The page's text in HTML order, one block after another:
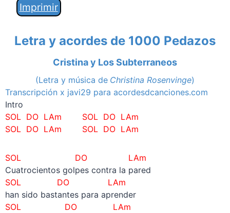
Imprimir
Letra y acordes de 1000 Pedazos
Cristina y Los Subterraneos
(Letra y música de Christina Rosenvinge)
Transcripción x javi29 para acordesdcanciones.com
Intro
SOL DO LAm SOL DO LAm
SOL DO LAm SOL DO LAm
SOL DO LAm
Cuatrocientos golpes contra la pared
SOL DO LAm
han sido bastantes para aprender
SOL DO LAm